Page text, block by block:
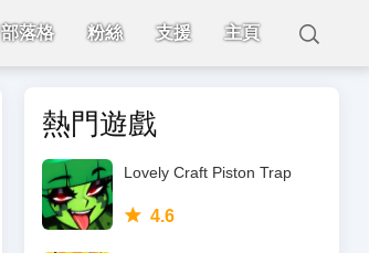
部落格 粉絲 支援 主頁
熱門遊戲
Lovely Craft Piston Trap
4.6